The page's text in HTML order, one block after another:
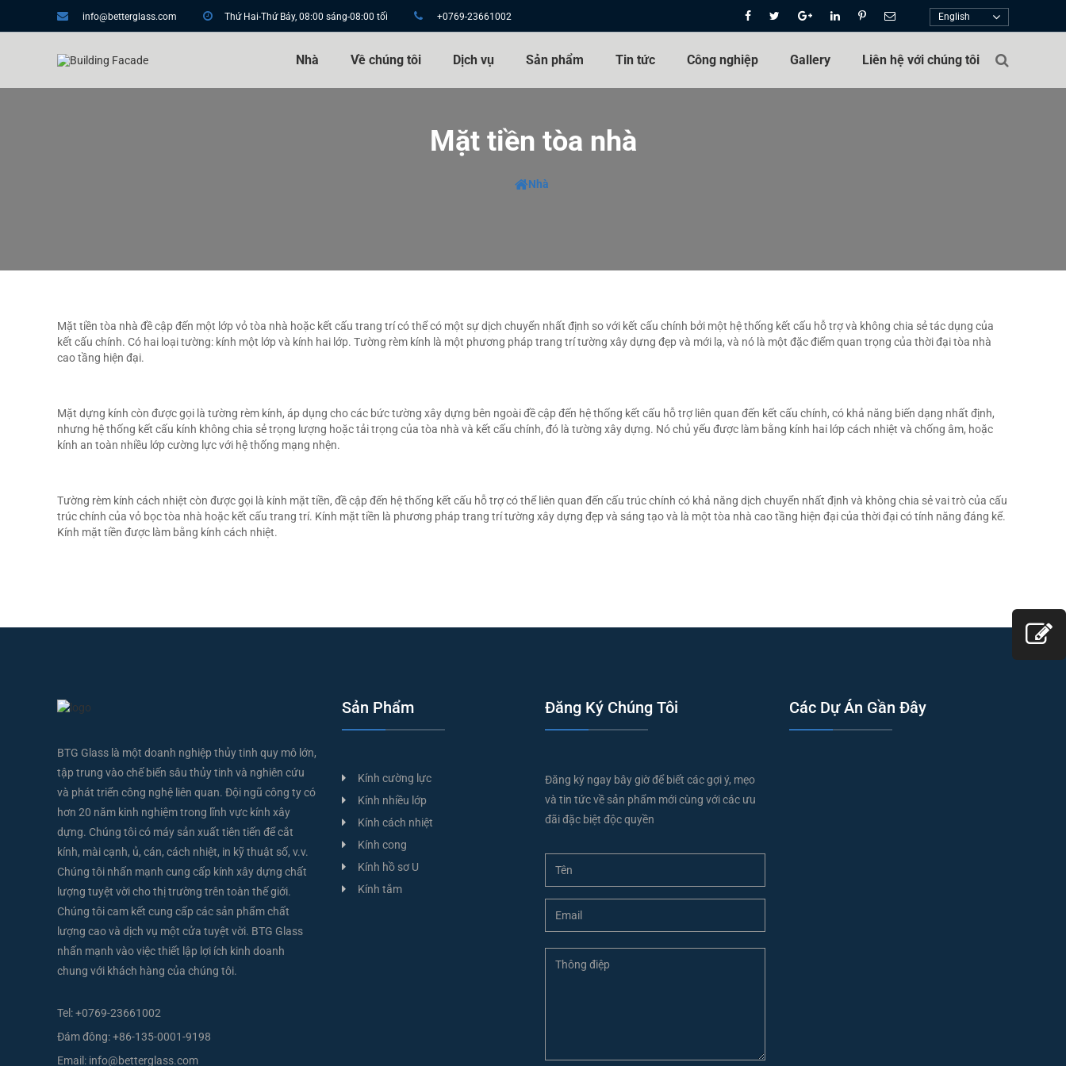
info@betterglass.com Thứ Hai-Thứ Bảy, 08:00 sáng-08:00 tối +0769-23661002 English
Nhà Về chúng tôi Dịch vụ Sản phẩm Tin tức Công nghiệp Gallery Liên hệ với chúng tôi
Mặt tiền tòa nhà
Nhà
Mặt tiền tòa nhà đề cập đến một lớp vỏ tòa nhà hoặc kết cấu trang trí có thể có một sự dịch chuyển nhất định so với kết cấu chính bởi một hệ thống kết cấu hỗ trợ và không chia sẻ tác dụng của
kết cấu chính. Có hai loại tường: kính một lớp và kính hai lớp. Tường rèm kính là một phương pháp trang trí tường xây dựng đẹp và mới lạ, và nó là một đặc điểm quan trọng của thời đại tòa nhà
cao tầng hiện đại.
Mặt dựng kính còn được gọi là tường rèm kính, áp dụng cho các bức tường xây dựng bên ngoài đề cập đến hệ thống kết cấu hỗ trợ liên quan đến kết cấu chính, có khả năng biến dạng nhất định,
nhưng hệ thống kết cấu kính không chia sẻ trọng lượng hoặc tải trọng của tòa nhà và kết cấu chính, đó là tường xây dựng. Nó chủ yếu được làm bằng kính hai lớp cách nhiệt và chống âm, hoặc
kính an toàn nhiều lớp cường lực với hệ thống mạng nhện.
Tường rèm kính cách nhiệt còn được gọi là kính mặt tiền, đề cập đến hệ thống kết cấu hỗ trợ có thể liên quan đến cấu trúc chính có khả năng dịch chuyển nhất định và không chia sẻ vai trò của cấu
trúc chính của vỏ bọc tòa nhà hoặc kết cấu trang trí. Kính mặt tiền là phương pháp trang trí tường xây dựng đẹp và sáng tạo và là một tòa nhà cao tầng hiện đại của thời đại có tính năng đáng kể.
Kính mặt tiền được làm bằng kính cách nhiệt.
BTG Glass là một doanh nghiệp thủy tinh quy mô lớn,
tập trung vào chế biến sâu thủy tinh và nghiên cứu
và phát triển công nghệ liên quan. Đội ngũ công ty có
hơn 20 năm kinh nghiệm trong lĩnh vực kính xây
dựng. Chúng tôi có máy sản xuất tiên tiến để cắt
kính, mài cạnh, ủ, cán, cách nhiệt, in kỹ thuật số, v.v.
Chúng tôi nhấn mạnh cung cấp kính xây dựng chất
lượng tuyệt vời cho thị trường trên toàn thế giới.
Chúng tôi cam kết cung cấp các sản phẩm chất
lượng cao và dịch vụ một cửa tuyệt vời. BTG Glass
nhấn mạnh vào việc thiết lập lợi ích kinh doanh
chung với khách hàng của chúng tôi.
Tel:+0769-23661002
Đám đông:+86-135-0001-9198
Email: info@betterglass.com
Sản Phẩm
Kính cường lực
Kính nhiều lớp
Kính cách nhiệt
Kính cong
Kính hồ sơ U
Kính tắm
Đăng Ký Chúng Tôi
Đăng ký ngay bây giờ để biết các gợi ý, mẹo
và tin tức về sản phẩm mới cùng với các ưu
đãi đặc biệt độc quyền
Các Dự Án Gần Đây